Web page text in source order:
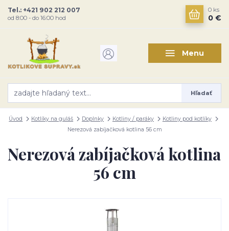
Menu
Hľadať
Tel.: +421 902 212 007
od 8:00 - do 16:00 hod
0 ks
0 €
Úvod Kotlíky na guláš Doplnky Kotliny / paráky
Kotliny pod kotlíky
Nerezová zabíjačková kotlina 56 cm
Nerezová zabíjačková kotlina
56 cm